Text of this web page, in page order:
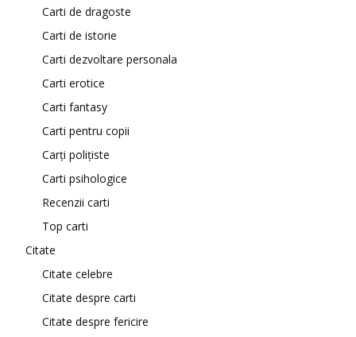
Carti de dragoste
Carti de istorie
Carti dezvoltare personala
Carti erotice
Carti fantasy
Carti pentru copii
Carți polițiste
Carti psihologice
Recenzii carti
Top carti
Citate
Citate celebre
Citate despre carti
Citate despre fericire